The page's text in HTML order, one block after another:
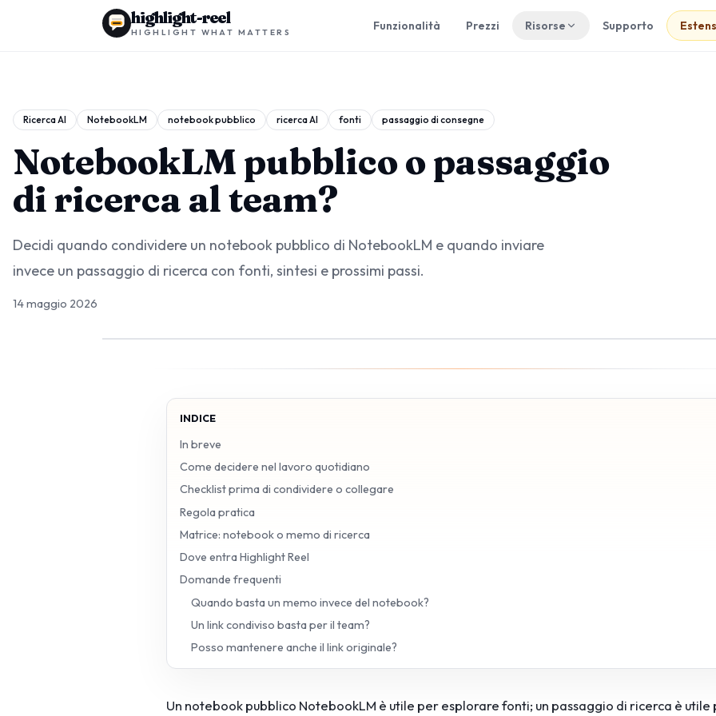
highlight-reel
HIGHLIGHT WHAT MATTERS Funzionalità Prezzi Risorse Supporto
Ricerca AI NotebookLM notebook pubblico ricerca AI fonti passaggio di consegne
NotebookLM pubblico o passaggio
di ricerca al team?
Decidi quando condividere un notebook pubblico di NotebookLM e quando inviare
invece un passaggio di ricerca con fonti, sintesi e prossimi passi.
14 maggio 2026
INDICE
In breve
Come decidere nel lavoro quotidiano
Checklist prima di condividere o collegare
Regola pratica
Matrice: notebook o memo di ricerca
Dove entra Highlight Reel
Domande frequenti
Quando basta un memo invece del notebook?
Un link condiviso basta per il team?
Posso mantenere anche il link originale?
Un notebook pubblico NotebookLM è utile per esplorare fonti; un passaggio di ricerca è utile